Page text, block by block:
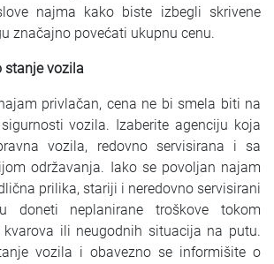
najma kako biste izbegli skrivene
značajno povećati ukupnu cenu.
stanje vozila
privlačan, cena ne bi smela biti na
vozila. Izaberite agenciju koja
vozila, redovno servisirana i sa
održavanja. Iako se povoljan najam
prilika, stariji i neredovno servisirani
doneti neplanirane troškove tokom
kvarova ili neugodnih situacija na putu.
vozila i obavezno se informišite o